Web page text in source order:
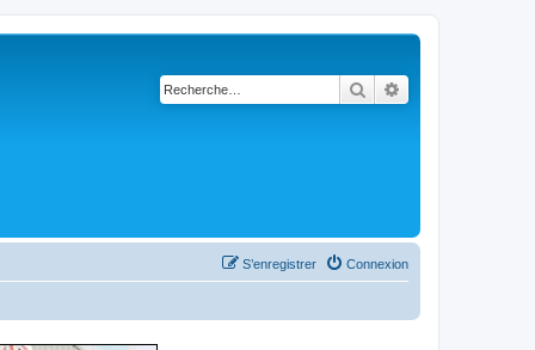
Rechercher
Connexion
S’enregistrer